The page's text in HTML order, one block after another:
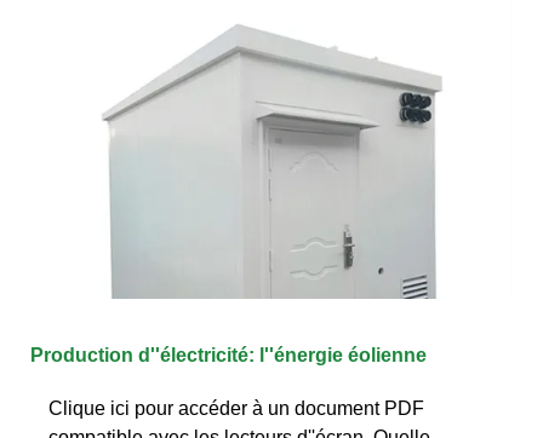
Production d''électricité: l''énergie éolienne
Clique ici pour accéder à un document PDF